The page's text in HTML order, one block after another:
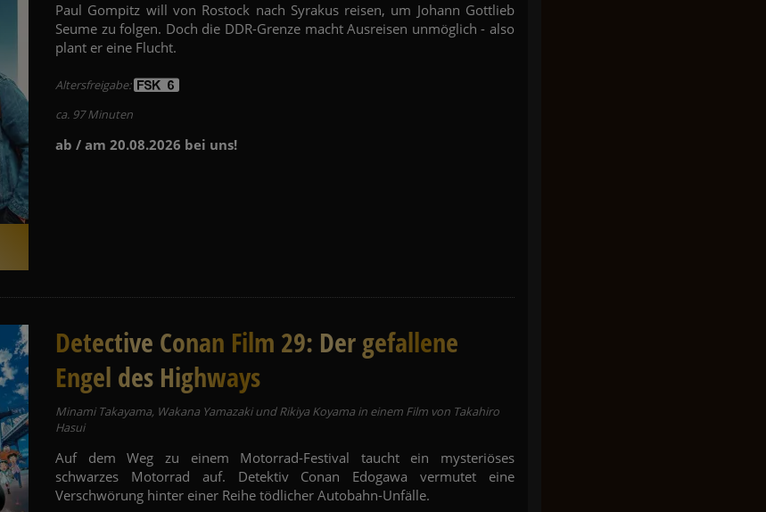
Paul Gompitz will von Rostock nach Syrakus reisen, um Johann Gottlieb
Seume zu folgen. Doch die DDR-Grenze macht Ausreisen unmöglich - also
plant er eine Flucht.
Altersfreigabe:
ca. 97 Minuten
ab / am 20.08.2026 bei uns!
Detective Conan Film 29: Der gefallene
Engel des Highways
Minami Takayama, Wakana Yamazaki und Rikiya Koyama in einem Film von Takahiro
Hasui
Auf dem Weg zu einem Motorrad-Festival taucht ein mysteriöses
schwarzes Motorrad auf. Detektiv Conan Edogawa vermutet eine
Verschwörung hinter einer Reihe tödlicher Autobahn-Unfälle.